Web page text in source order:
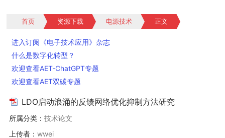
首页 资源下载 电源技术 正文
进入订阅《电子技术应用》杂志
什么是数字化转型？
欢迎查看AET-ChatGPT专题
欢迎查看AET双碳专题
LDO启动浪涌的反馈网络优化抑制方法研究
所属分类：技术论文
上传者：wwei